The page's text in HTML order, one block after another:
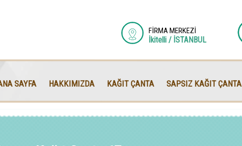
FİRMA MERKEZİ
İkitelli / İSTANBUL
SAYFA HAKKIMIZDA KAĞIT ÇANTA SAPSIZ KAĞIT ÇANTA